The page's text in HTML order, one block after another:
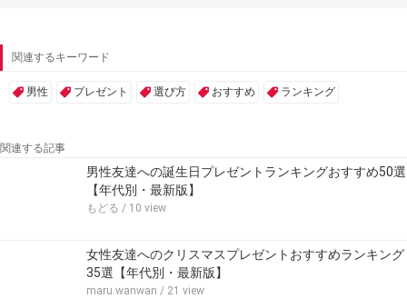
関連するキーワード
男性 プレゼント 選び方 おすすめ ランキング
関連する記事
男性友達への誕生日プレゼントランキングおすすめ50選
【年代別・最新版】
もどる / 10 view
女性友達へのクリスマスプレゼントおすすめランキング
35選【年代別・最新版】
maru.wanwan / 21 view